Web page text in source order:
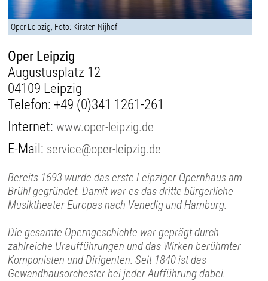
Oper Leipzig, Foto: Kirsten Nijhof
Oper Leipzig
Augustusplatz 12
04109 Leipzig
Telefon: +49 (0)341 1261-261
Internet:www.oper-leipzig.de
E-Mail: service@oper-leipzig.de
Bereits 1693 wurde das erste Leipziger Opernhaus am
Brühl gegründet. Damit war es das dritte bürgerliche
Musiktheater Europas nach Venedig und Hamburg.
Die gesamte Operngeschichte war geprägt durch
zahlreiche Uraufführungen und das Wirken berühmter
Komponisten und Dirigenten. Seit 1840 ist das
Gewandhausorchester bei jeder Aufführung dabei.